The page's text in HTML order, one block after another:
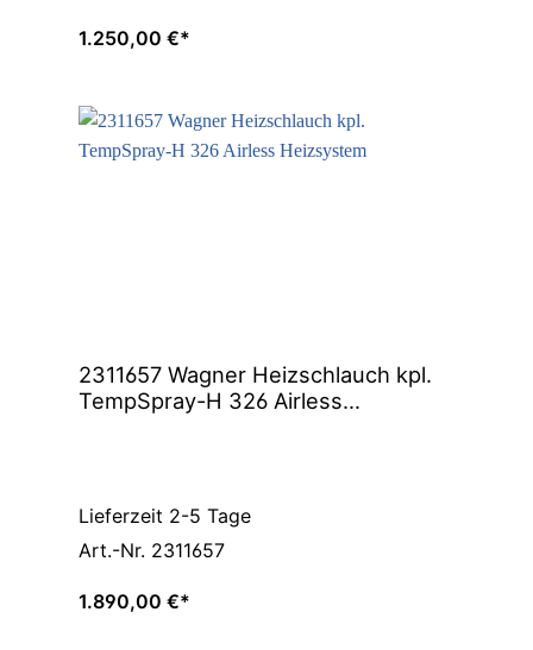
1.250,00 €*
2311657 Wagner Heizschlauch kpl.
TempSpray-H 326 Airless
Lieferzeit 2-5 Tage
Art.-Nr. 2311657
1.890,00 €*